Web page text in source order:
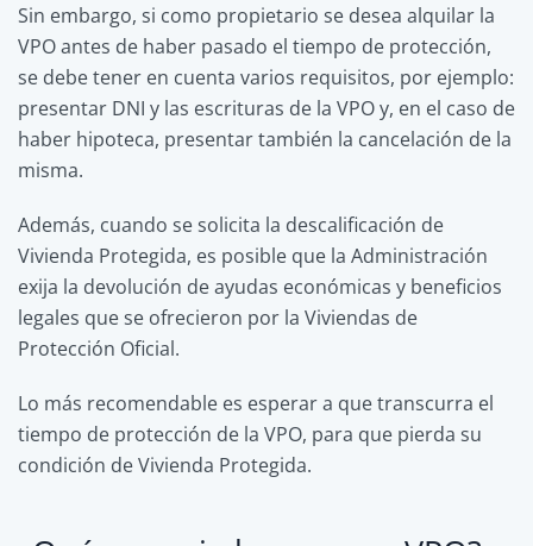
Sin embargo, si como propietario se desea alquilar la
VPO antes de haber pasado el tiempo de protección,
se debe tener en cuenta varios requisitos, por ejemplo:
presentar DNI y las escrituras de la VPO y, en el caso de
haber hipoteca, presentar también la cancelación de la
misma.
Además, cuando se solicita la descalificación de
Vivienda Protegida, es posible que la Administración
exija la devolución de ayudas económicas y beneficios
legales que se ofrecieron por la Viviendas de
Protección Oficial.
Lo más recomendable es esperar a que transcurra el
tiempo de protección de la VPO, para que pierda su
condición de Vivienda Protegida.